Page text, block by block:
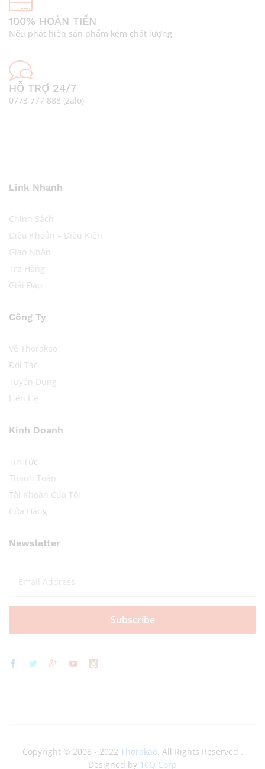
100% HOÀN TIỀN
Nếu phát hiện sản phẩm kém chất lượng
HỖ TRỢ 24/7
0773 777 888 (zalo)
Link Nhanh
Chính Sách
Điều Khoản – Điều Kiện
Giao Nhận
Trả Hàng
Giải Đáp
Công Ty
Về Thorakao
Đối Tác
Tuyển Dụng
Liên Hệ
Kinh Doanh
Tin Tức
Thanh Toán
Tài Khoản Của Tôi
Cửa Hàng
Newsletter
Copyright © 2008 - 2022 Thorakao. All Rights Reserved .
Designed by 10Q Corp